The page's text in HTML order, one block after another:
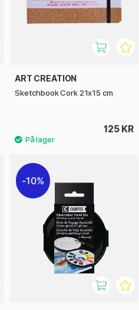
ART CREATION
Sketchbook Cork 21x15 cm
125 KR
10%